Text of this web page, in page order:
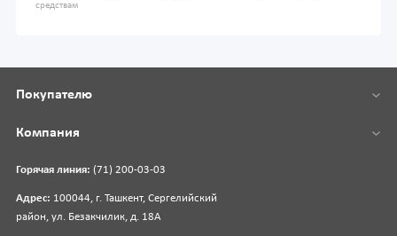
средствам
Горячая линия: (71) 200-03-03
Адрес: 100044, г. Ташкент, Сергелийский
район, ул. Безакчилик, д. 18А
Покупателю
Компания